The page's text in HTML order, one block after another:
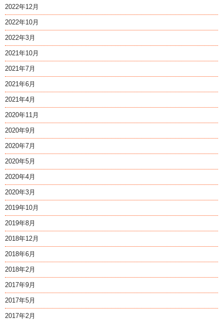
2022年12月
2022年10月
2022年3月
2021年10月
2021年7月
2021年6月
2021年4月
2020年11月
2020年9月
2020年7月
2020年5月
2020年4月
2020年3月
2019年10月
2019年8月
2018年12月
2018年6月
2018年2月
2017年9月
2017年5月
2017年2月